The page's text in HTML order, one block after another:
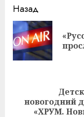
Навигация
записи
Назад
Следующая
новогодний
«ХРУМ.